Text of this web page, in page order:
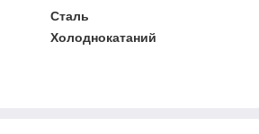
Сталь
Холоднокатаний